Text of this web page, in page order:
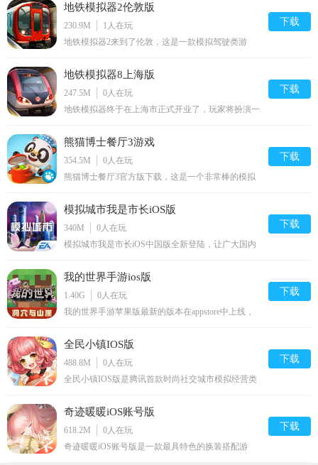
地铁模拟器2伦敦版
230.9M 1 人在玩
地铁模拟器2来到了伦敦，这是一款模拟驾驶类游
驶不延误不超速。
下载
地铁模拟器8上海版
247.5M 0 人在玩
地铁模拟器终于在上海市正式开业了，玩家将扮演一
行驶不延误不超速。赶快来接受这个挑战吧！
下载
熊猫博士餐厅3游戏
354.5M 0 人在玩
熊猫博士餐厅3官方版下载，这是一个非常棒的模拟
提升自己的厨艺制作美味的食物呢，感兴趣的朋友快
来下载体验吧！
下载
模拟城市我是市长iOS版
340M 0 人在玩
模拟城市我是市长iOS中国版全新登陆，让广大国内
次登场，后续还有中文配音跟进，喜欢国服的玩家，
赶快来下载体验吧！
下载
我的世界手游ios版
1.40G 0 人在玩
我的世界手游苹果版最新的版本在appstore中上线，
过哦。
下载
全民小镇IOS版
488.8M 0 人在玩
全民小镇IOS版是腾讯首款时尚社交城市模拟经营类
成体系的生产建设循环以及丰富的社交玩法，构成了
丰富多彩的小镇生活。你还在等什么？点动手指，马
上就能拥有一座只属于你的城镇！
下载
奇迹暖暖iOS账号版
618.2M 0 人在玩
奇迹暖暖iOS账号版是一款最具特色的换装搭配游
下载